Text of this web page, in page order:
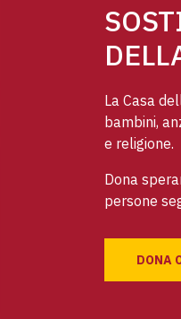
La Casa
bambini,
e religione.
Dona
persone
DONA